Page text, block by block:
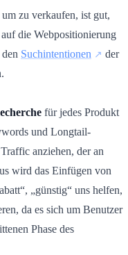
zu verkaufen, ist gut,
die Webpositionierung
Suchintentionen
der
für jedes Produkt
und Longtail-
anziehen, der an
wird das Einfügen von
„günstig“ uns helfen,
da es sich um Benutzer
Phase des